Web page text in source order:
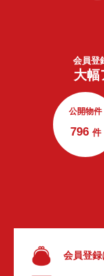
会員登
大幅
公開物件
796 件
会員登録